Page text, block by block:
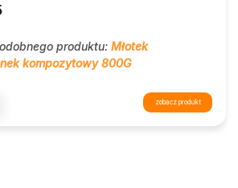
produktu: Młotek
kompozytowy 800G
zobacz produkt